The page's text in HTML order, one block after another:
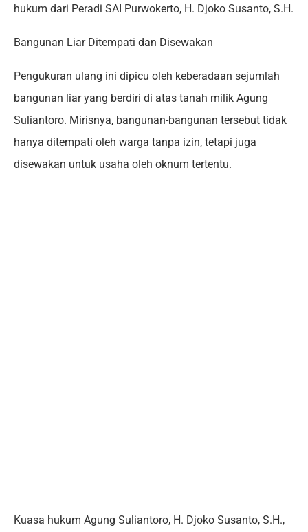
hukum dari Peradi SAI Purwokerto, H. Djoko Susanto, S.H.
Bangunan Liar Ditempati dan Disewakan
Pengukuran ulang ini dipicu oleh keberadaan sejumlah
bangunan liar yang berdiri di atas tanah milik Agung
Suliantoro. Mirisnya, bangunan-bangunan tersebut tidak
hanya ditempati oleh warga tanpa izin, tetapi juga
disewakan untuk usaha oleh oknum tertentu.
Kuasa hukum Agung Suliantoro, H. Djoko Susanto, S.H.,